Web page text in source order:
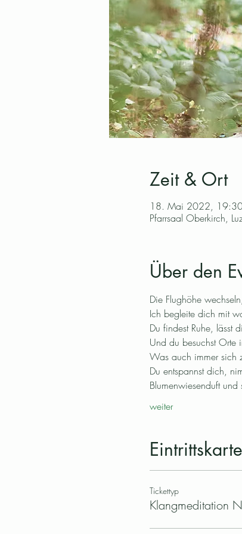
Zeit & Ort
18. Mai 2022,
Pfarrsaal Oberkirch,
Über den
Die Flughöhe
Ich begleite dich mit
Du findest Ruhe,
Und du besuchst
Was auch immer sich
Du entspannst dich,
Blumenwiesenduft und
weiter
Tickettyp
Klangmeditation